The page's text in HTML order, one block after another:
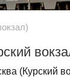
(Курский